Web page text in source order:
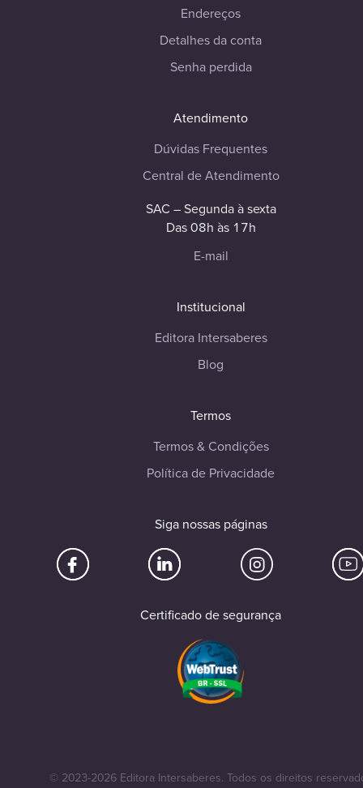
Endereços
Detalhes da conta
Senha perdida
Atendimento
Dúvidas Frequentes
Central de Atendimento
SAC – Segunda à sexta
Das 08h às 17h
E-mail
Institucional
Editora Intersaberes
Blog
Termos
Termos & Condições
Política de Privacidade
Siga nossas páginas
Certificado de segurança
© 2023-2026 Editora Intersaberes. Todos os direitos